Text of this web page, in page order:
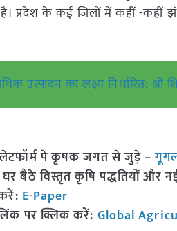
प्रदेश के कई जिलों में कहीं -कहीं
का लक्ष्य निर्धारित: श्री
पे कृषक जगत से जुड़े –
बैठे विस्तृत कृषि पद्धतियों और
E-Paper
पर क्लिक करें: Global